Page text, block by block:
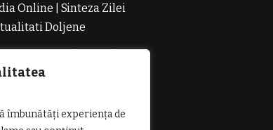
îmbunătăți experiența de
Online
Sinteza Zilei
Doljene
de BanchetRochii